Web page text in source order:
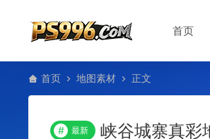
首页
首页 地图素材 正文
# 最新 峡谷城寨真彩